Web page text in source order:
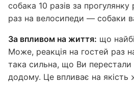
собака 10 разів за прогулянку
раз на велосипеди — собаки
За впливом на життя: що
Може, реакція на гостей раз
така сильна, що Ви
додому. Це впливає на якість